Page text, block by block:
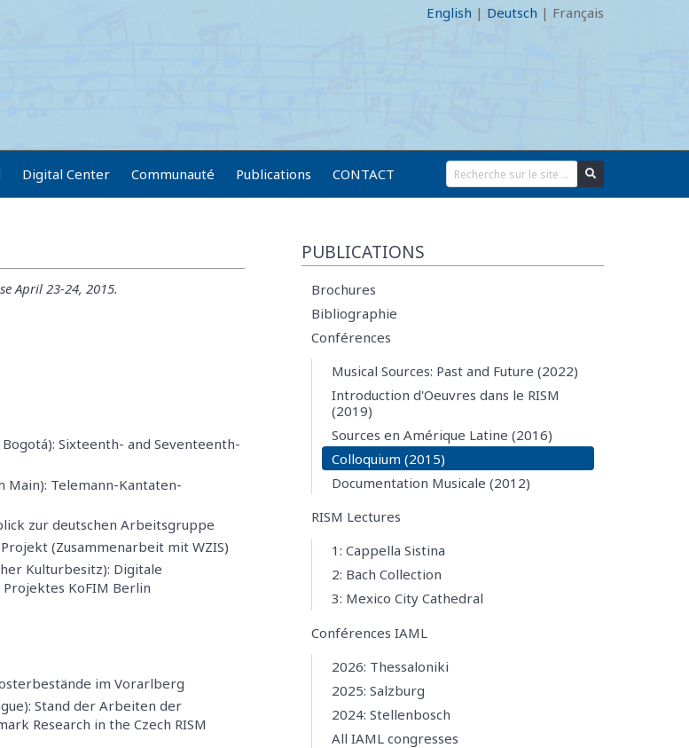
English | Deutsch | Français
Digital Center Communauté Publications CONTACT
April 23-24, 2015.
Sixteenth- and Seventeenth-
Telemann-Kantaten-
zur deutschen Arbeitsgruppe
(Zusammenarbeit mit WZIS)
Kulturbesitz): Digitale
KoFIM Berlin
im Vorarlberg
Stand der Arbeiten der
Research in the Czech RISM
PUBLICATIONS
Brochures
Bibliographie
Conférences
Musical Sources: Past and Future (2022)
Introduction d'Oeuvres dans le RISM
(2019)
Sources en Amérique Latine (2016)
Colloquium (2015)
Documentation Musicale (2012)
RISM Lectures
1: Cappella Sistina
2: Bach Collection
3: Mexico City Cathedral
Conférences IAML
2026: Thessaloniki
2025: Salzburg
2024: Stellenbosch
All IAML congresses